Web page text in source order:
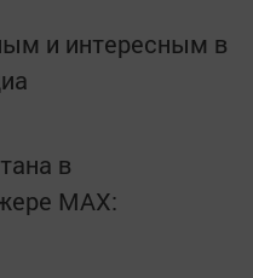
и интересным в
в
MАХ: